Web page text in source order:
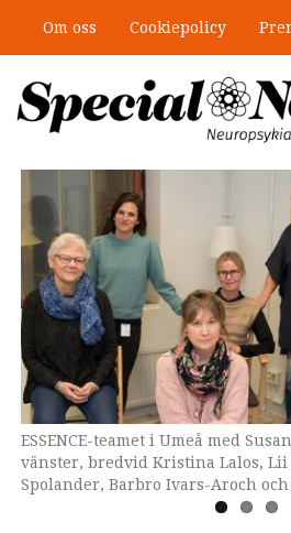
huvudinnehåll
Om oss Cookiepolicy
ESSENCE-teamet i Umeå med
vänster, bredvid Kristina Lalos, Lii
Spolander, Barbro Ivars-Aroch och
Christopher Gillberg har myntat
Carolina Malmqvist är logoped på
inspirerade mottagningen i
”Jobbet gick
stödet bort”